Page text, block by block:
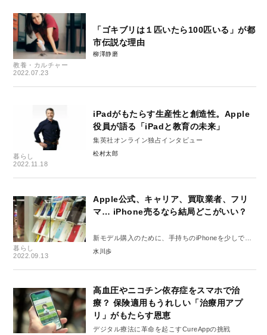
教養・カルチャー
2022.07.23
「ゴキブリは１匹いたら100匹いる」が都
市伝説な理由
柳澤静磨
暮らし
2022.11.18
iPadがもたらす生産性と創造性。Apple
役員が語る「iPadと教育の未来」
集英社オンライン独占インタビュー
松村太郎
暮らし
2022.09.13
Apple公式、キャリア、買取業者、フリ
マ… iPhone売るなら結局どこがいい？
新モデル購入のために、手持ちのiPhoneを少しでも
高く売ろう！
水川歩
高血圧やニコチン依存症をスマホで治
療？ 保険適用もうれしい「治療用アプ
リ」がもたらす恩恵
デジタル療法に革命を起こすCureAppの挑戦